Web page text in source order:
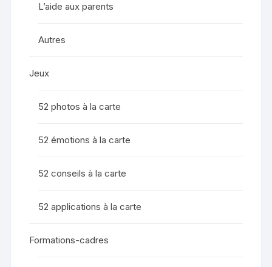
L’aide aux parents
Autres
Jeux
52 photos à la carte
52 émotions à la carte
52 conseils à la carte
52 applications à la carte
Formations-cadres